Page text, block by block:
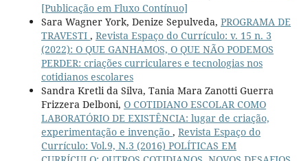
[Publicação em Fluxo Contínuo]
Sara Wagner York, Denize Sepulveda, PROGRAMA DE
TRAVESTI , Revista Espaço do Currículo: v. 15 n. 3
(2022): O QUE GANHAMOS, O QUE NÃO PODEMOS
PERDER: criações curriculares e tecnologias nos
cotidianos escolares
Sandra Kretli da Silva, Tania Mara Zanotti Guerra
Frizzera Delboni, O COTIDIANO ESCOLAR COMO
LABORATÓRIO DE EXISTÊNCIA: lugar de criação,
experimentação e invenção , Revista Espaço do
Currículo: Vol.9, N.3 (2016) POLÍTICAS EM